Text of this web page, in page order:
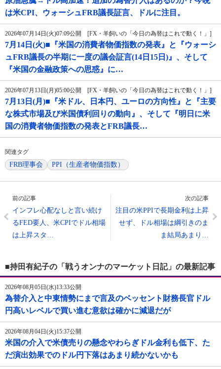
は米CPI、ウォーシュFRB議長証言、ドルに注目。
2026年07月14日(火)07:09公開 [FX・羊飼いの「今日の為替はこれで動く！」]
7月14日(火)■『米国の消費者物価指数の発表』と『ウォーシ
ュFRB議長の半期に一度の議会証言(14日15日)』、そして
『米国の金融政策への思惑』に…
2026年07月13日(月)05:00公開 [FX・羊飼いの「今日の為替はこれで動く！」]
7月13日(月)■『米ドル、日本円、ユーロの方向性』と『主要
な株式市場及び米国債利回りの動向』、そして『明日に米
国の消費者物価指数の発表とFRB議長…
関連タグ
FRB理事会 PPI（生産者物価指数）
前の記事
インフレ心配なしと言い続け
るFED要人、米CPIでドル相場
は上昇スタ…
次の記事
注目の米PPIで長期金利は上昇
せず、ドル相場は綱引きのま
ま結局あまり…
■持田有紀子の「戦うオンナのマーケット日記」の最新記事
2026年08月05日(水)13:33公開
為替介入と中東情勢にまで言及のベッセント財務長官ドル
円高いレベルで買い進む意欲は確かに減退だが
2026年08月04日(火)15:37公開
米国の介入で米債売りの懸念やわらぎドル金利も低下、た
だ演出効果でのドル円下落はあまり続かないかも